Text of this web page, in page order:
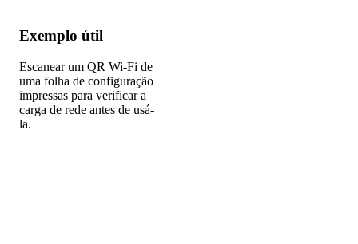
Exemplo útil
Escanear um QR Wi-Fi de
uma folha de configuração
impressas para verificar a
carga de rede antes de usá-
la.